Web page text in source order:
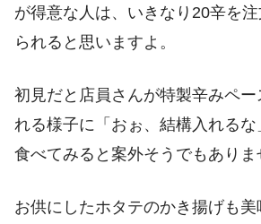
が得意な人は、いきなり20辛を
られると思いますよ。
初見だと店員さんが特製辛みペー
れる様子に「おぉ、結構入れるな
食べてみると案外そうでもありま
お供にしたホタテのかき揚げも